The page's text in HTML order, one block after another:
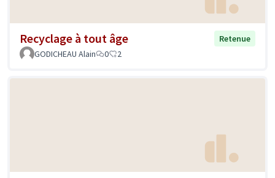
Recyclage à tout âge
Retenue
GODICHEAU Alain
0 2